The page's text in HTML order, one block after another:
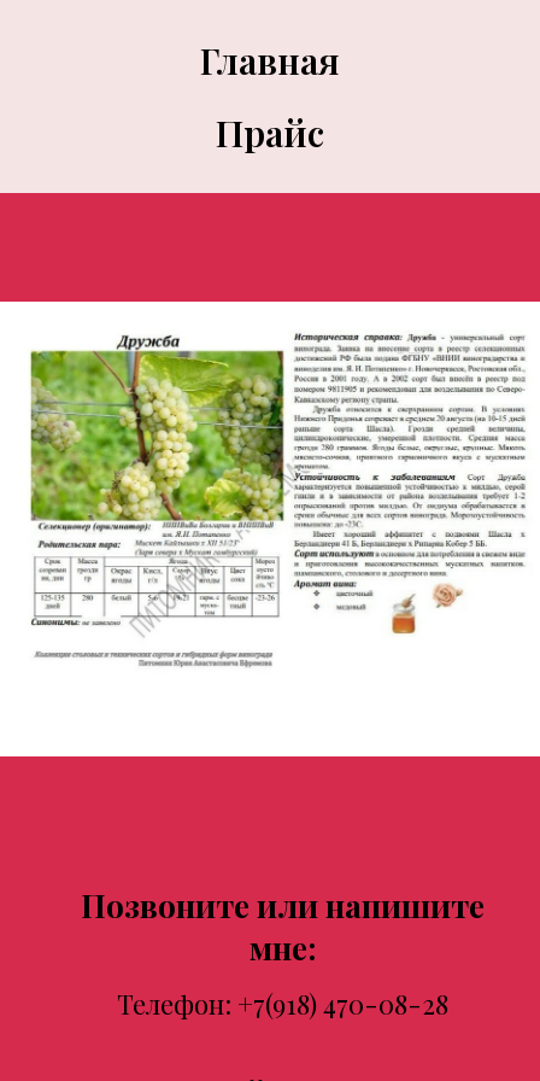
Главная
Прайс
Позвоните или напишите
мне:
Телефон: +7(918) 470-08-28